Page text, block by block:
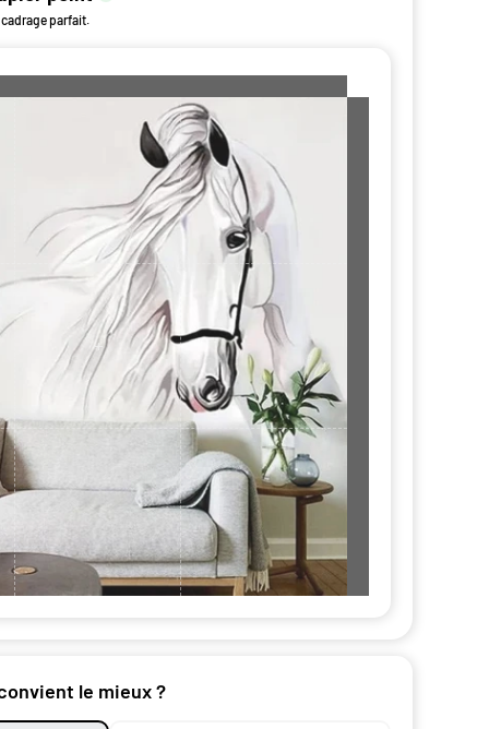
parfait.
le mieux ?
par